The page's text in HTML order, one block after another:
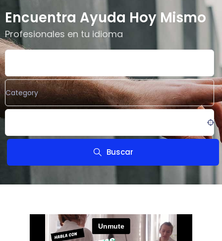
Encuentra Ayuda Hoy Mismo
Profesionales en tu idioma
Category
Buscar